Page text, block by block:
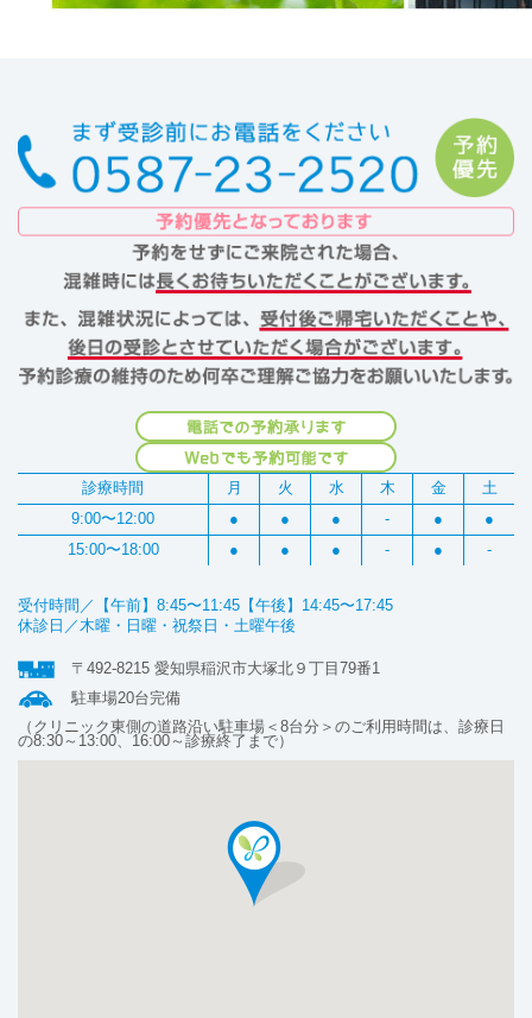
診療時間 月 火 水 木 金
土
9:00〜12:00
● ● ● - ●
●
15:00〜18:00
● ● ● - ● -
受付時間／【午前】8:45〜11:45【午後】14:45〜17:45
休診日／木曜・日曜・祝祭日・土曜午後
〒492-8215 愛知県稲沢市大塚北９丁目79番1
駐車場20台完備
（クリニック東側の道路沿い駐車場＜8台分＞のご利用時間は、診療日
の8:30～13:00、16:00～診療終了まで）